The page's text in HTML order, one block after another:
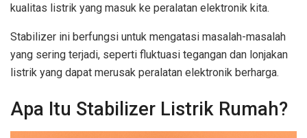
kualitas listrik yang masuk ke peralatan elektronik kita.
Stabilizer ini berfungsi untuk mengatasi masalah-masalah
yang sering terjadi, seperti fluktuasi tegangan dan lonjakan
listrik yang dapat merusak peralatan elektronik berharga.
Apa Itu Stabilizer Listrik Rumah?